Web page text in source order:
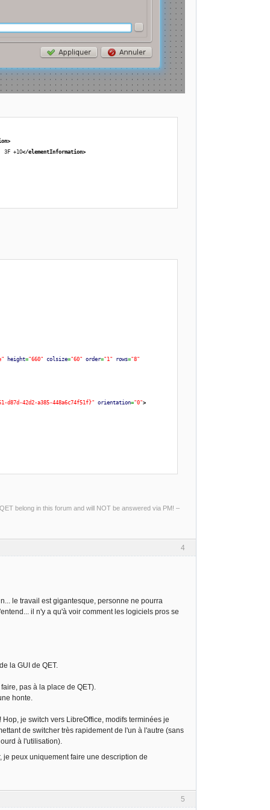
>
3F +1O</elementInformation>
height="660" colsize="60" order="1" rows="8"
d87d-42d2-a385-448a6c74f51f}" orientation="0">
belong in this forum and will NOT be answered via PM! –
4
le travail est gigantesque, personne ne pourra
il n'y a qu'à voir comment les logiciels pros se
la GUI de QET.
pas à la place de QET).
honte.
je switch vers LibreOffice, modifs terminées je
de switcher très rapidement de l'un à l'autre (sans
à l'utilisation).
je peux uniquement faire une description de
5